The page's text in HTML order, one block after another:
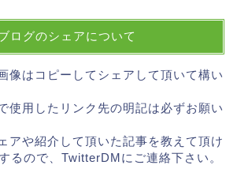
ログのシェアについて
像はコピーしてシェアして頂いて構い
使用したリンク先の明記は必ずお願い
アや紹介して頂いた記事を教えて頂け
るので、TwitterDMにご連絡下さい。